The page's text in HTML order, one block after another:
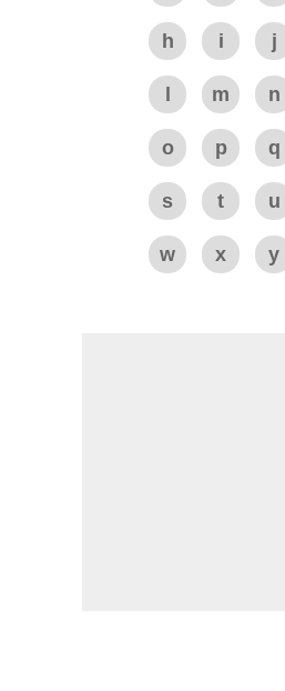
h i j
m n
o p q
s t u
w x y